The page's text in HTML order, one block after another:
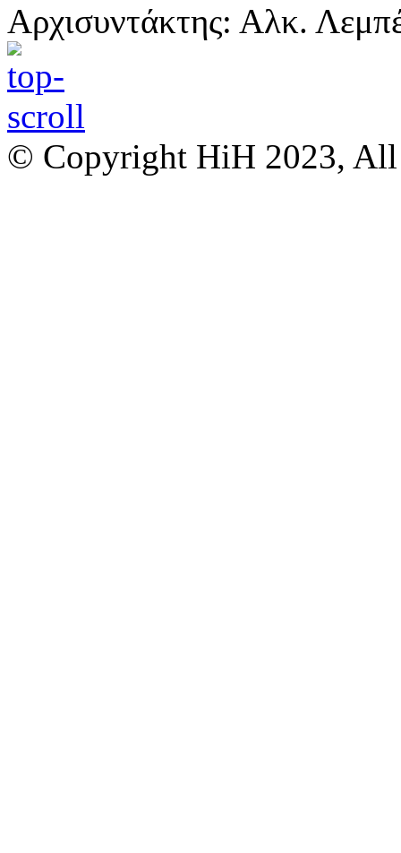
Αρχισυντάκτης: Αλκ.
© Copyright HiH 2023, All